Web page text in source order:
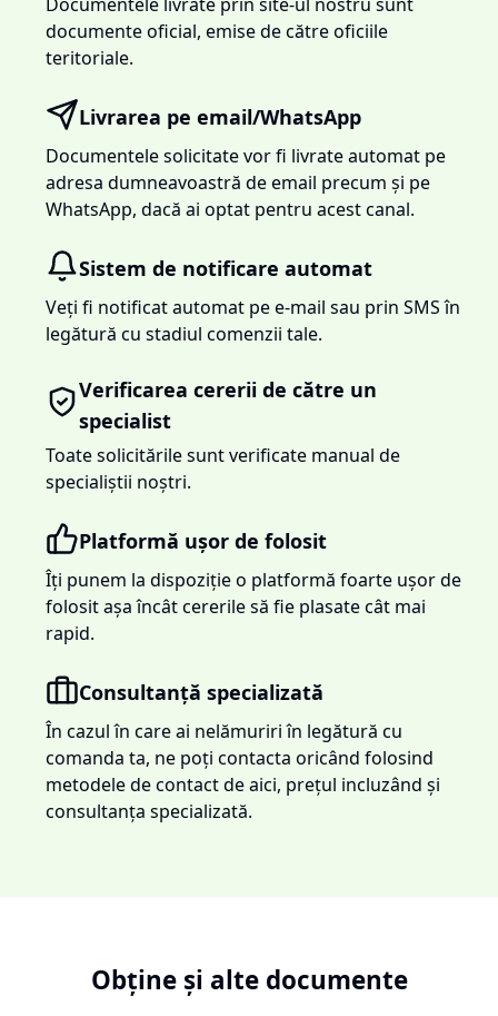
documente oficial, emise de către oficiile
teritoriale.
Livrarea pe email/WhatsApp
Documentele solicitate vor fi livrate automat pe
adresa dumneavoastră de email precum și pe
WhatsApp, dacă ai optat pentru acest canal.
Sistem de notificare automat
Veți fi notificat automat pe e-mail sau prin SMS în
legătură cu stadiul comenzii tale.
Verificarea cererii de către un
specialist
Toate solicitările sunt verificate manual de
specialiștii noștri.
Platformă ușor de folosit
Îți punem la dispoziție o platformă foarte ușor de
folosit așa încât cererile să fie plasate cât mai
rapid.
Consultanță specializată
În cazul în care ai nelămuriri în legătură cu
comanda ta, ne poți contacta oricând folosind
metodele de contact de aici, prețul incluzând și
consultanța specializată.
Obține și alte documente